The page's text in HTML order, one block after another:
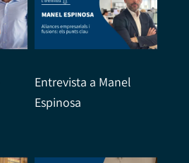
Entrevista a Manel
Espinosa